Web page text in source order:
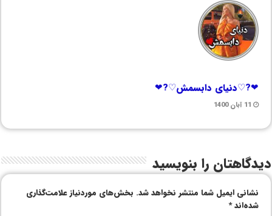
❤?♡دنیای دابسمش♡?❤
11 آبان 1400
دیدگاهتان را بنویسید
نشانی ایمیل شما منتشر نخواهد شد. بخش‌های موردنیاز علامت‌گذاری
شده‌اند*